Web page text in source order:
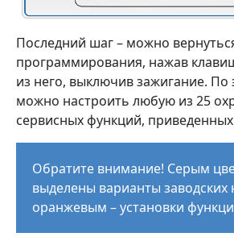
Последний шаг – можно
программирования, нажав
из него, выключив зажигание.
можно настроить любую из 25
сервисных функций,
Обратите внимание! Серым
выделены варианты заводских
оранжевым – установки